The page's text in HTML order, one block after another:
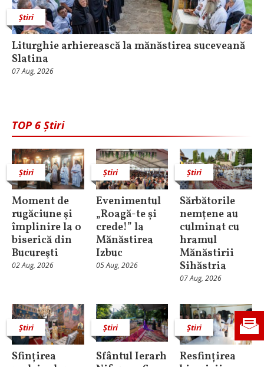
Știri
Liturghie arhierească la mănăstirea suceveană
Slatina
07 Aug, 2026
TOP 6 Știri
Știri
Moment de
rugăciune şi
împlinire la o
biserică din
Bucureşti
02 Aug, 2026
Știri
Evenimentul
„Roagă-te și
crede!” la
Mănăstirea
Izbuc
05 Aug, 2026
Știri
Sărbătorile
nemţene au
culminat cu
hramul
Mănăstirii
Sihăstria
07 Aug, 2026
Știri
Sfințirea
Știri
Sfântul Ierarh
Știri
Resfințirea